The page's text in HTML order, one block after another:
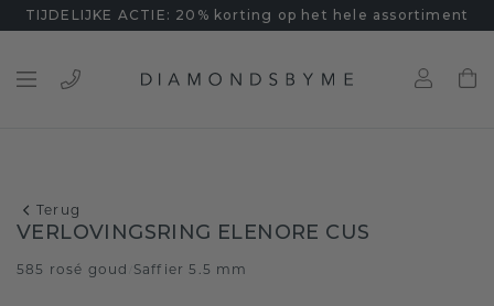
TIJDELIJKE ACTIE: 20% korting op het hele assortiment
Terug
VERLOVINGSRING ELENORE CUS
585 rosé goud Saffier 5.5 mm